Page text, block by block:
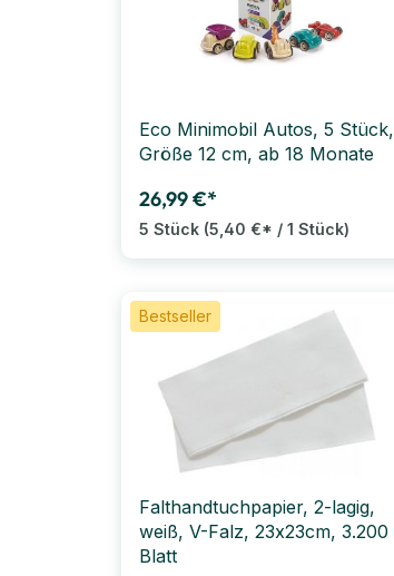
Eco Minimobil Autos, 5 Stück,
Größe 12 cm, ab 18 Monate
26,99 €*
5 Stück (5,40 €* / 1 Stück)
Bestseller
Falthandtuchpapier, 2-lagig,
weiß, V-Falz, 23x23cm, 3.200
Blatt